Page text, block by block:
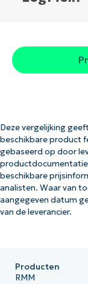
Deze vergelijking
beschikbare product
gebaseerd op door
productdocumentatie
beschikbare
analisten. Waar van
aangegeven datum
van de leverancier.
Producten
RMM